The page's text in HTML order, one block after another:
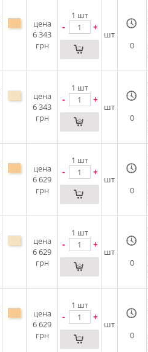
цена
6 343
грн
1 шт
- +
шт
0
цена
6 343
грн
1 шт
- +
шт
0
цена
6 629
грн
1 шт
- +
шт
0
цена
6 629
грн
1 шт
- +
шт
0
цена
6 629
грн
1 шт
- +
шт
0